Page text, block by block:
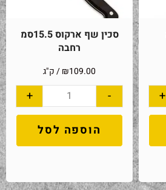
+
סכין שף ארקוס 15.5סמ
רחבה
₪109.00 / ק"ג
-
+
הוספה לסל